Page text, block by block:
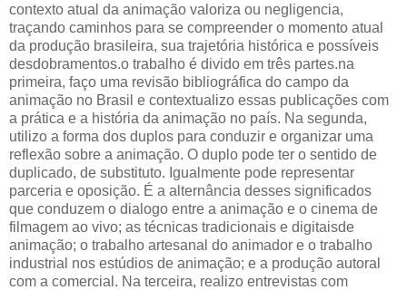
contexto atual da animação valoriza ou negligencia,
traçando caminhos para se compreender o momento atual
da produção brasileira, sua trajetória histórica e possíveis
desdobramentos.o trabalho é divido em três partes.na
primeira, faço uma revisão bibliográfica do campo da
animação no Brasil e contextualizo essas publicações com
a prática e a história da animação no país. Na segunda,
utilizo a forma dos duplos para conduzir e organizar uma
reflexão sobre a animação. O duplo pode ter o sentido de
duplicado, de substituto. Igualmente pode representar
parceria e oposição. É a alternância desses significados
que conduzem o dialogo entre a animação e o cinema de
filmagem ao vivo; as técnicas tradicionais e digitaisde
animação; o trabalho artesanal do animador e o trabalho
industrial nos estúdios de animação; e a produção autoral
com a comercial. Na terceira, realizo entrevistas com